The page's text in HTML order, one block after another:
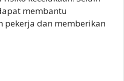
membantu
pekerja dan memberikan